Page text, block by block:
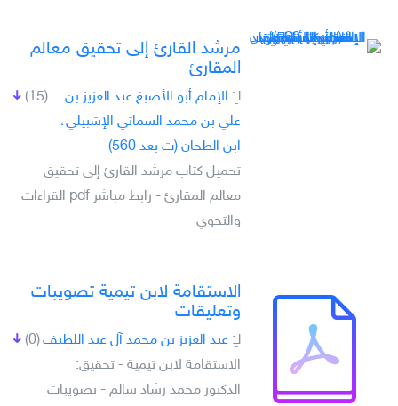
مرشد القارئ إلى تحقيق معالم
المقارئ
(15) لـِ: الإمام أبو الأصبغ عبد العزيز بن
علي بن محمد السماتي الإشبيلي،
ابن الطحان (ت بعد 560)
تحميل كتاب مرشد القارئ إلى تحقيق
معالم المقارئ - رابط مباشر pdf القراءات
والتجوي
الاستقامة لابن تيمية تصويبات
وتعليقات
(0) لـِ: عبد العزيز بن محمد آل عبد اللطيف
الاستقامة لابن تيمية - تحقيق:
الدكتور محمد رشاد سالم - تصويبات